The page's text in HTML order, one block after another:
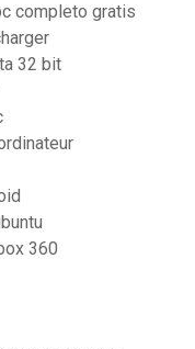
completo gratis
32 bit
360